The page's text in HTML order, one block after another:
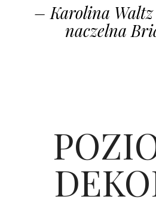
– Karolina
naczelna